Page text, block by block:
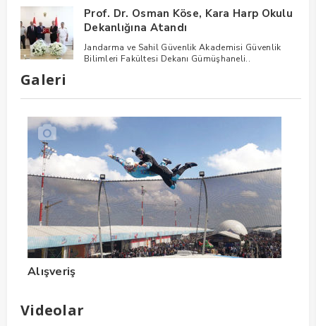
Prof. Dr. Osman Köse, Kara Harp Okulu
Dekanlığına Atandı
Jandarma ve Sahil Güvenlik Akademisi Güvenlik
Bilimleri Fakültesi Dekanı Gümüşhaneli..
Galeri
Alışveriş
Videolar